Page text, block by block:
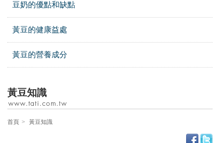
豆奶的優點和缺點
黃豆的健康益處
黃豆的營養成分
黃豆知識
首頁 黃豆知識